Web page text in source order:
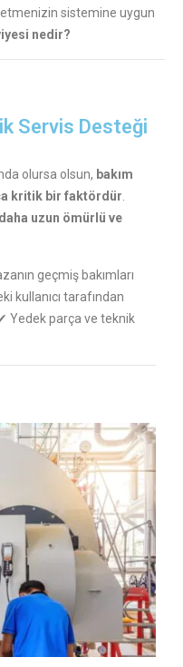
sistemine uygun
nedir?
Servis Desteği
olursa olsun, bakım
kritik bir faktördür
daha uzun ömürlü ve
geçmiş bakımları
kullanıcı tarafından
Yedek parça ve teknik